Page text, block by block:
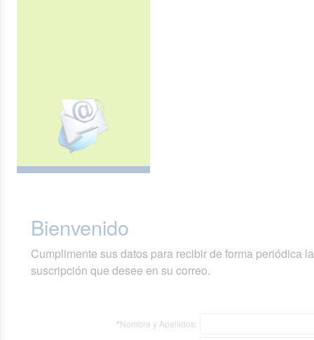
Bienvenido
Cumplimente sus datos para recibir de forma periódica
suscripción que desee en su correo.
*Nombre y Apellidos: